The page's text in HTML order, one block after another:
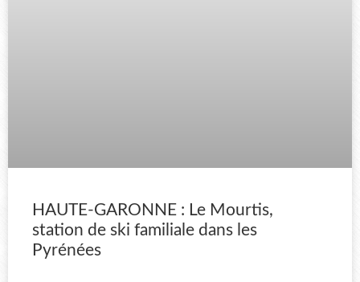
HAUTE-GARONNE : Le Mourtis,
station de ski familiale dans les
Pyrénées